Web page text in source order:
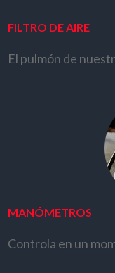
FILTRO DE AIRE
El pulmón de
MANÓMETROS
Controla en un